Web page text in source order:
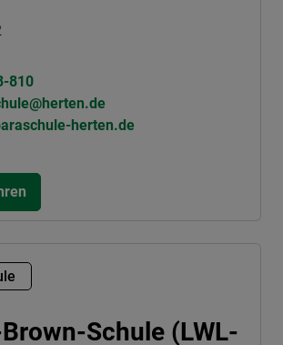
810
herten.de
Schule (LWL-